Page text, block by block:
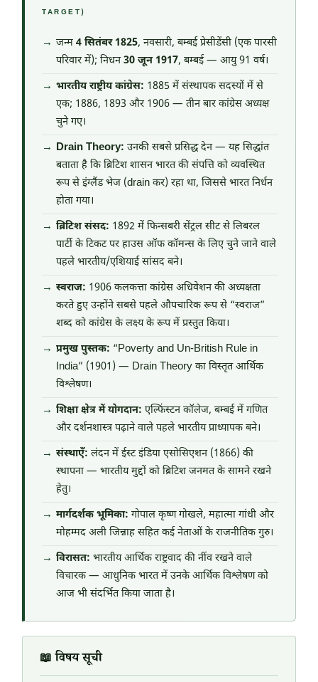
TARGET)
जन्म 4 सितंबर 1825, नवसारी, बम्बई प्रेसीडेंसी (एक पारसी
परिवार में); निधन30 जून 1917, बम्बई — आयु 91 वर्ष।
भारतीय राष्ट्रीय कांग्रेस: 1885 में संस्थापक सदस्यों में से
एक; 1886, 1893 और 1906 — तीन बार कांग्रेस अध्यक्ष
चुने गए।
Drain Theory: उनकी सबसे प्रसिद्ध देन — यह सिद्धांत
बताता है कि ब्रिटिश शासन भारत की संपत्ति को व्यवस्थित
रूप से इंग्लैंड भेज (drain कर) रहा था, जिससे भारत निर्धन
होता गया।
ब्रिटिश संसद: 1892 में फिन्सबरी सेंट्रल सीट से लिबरल
पार्टी के टिकट पर हाउस ऑफ कॉमन्स के लिए चुने जाने वाले
पहले भारतीय/एशियाई सांसद बने।
स्वराज: 1906 कलकत्ता कांग्रेस अधिवेशन की अध्यक्षता
करते हुए उन्होंने सबसे पहले औपचारिक रूप से “स्वराज”
शब्द को कांग्रेस के लक्ष्य के रूप में प्रस्तुत किया।
प्रमुख पुस्तक: “Poverty and Un-British Rule in
India” (1901) — Drain Theory का विस्तृत आर्थिक
विश्लेषण।
शिक्षा क्षेत्र में योगदान: एल्फिंस्टन कॉलेज, बम्बई में गणित
और दर्शनशास्त्र पढ़ाने वाले पहले भारतीय प्राध्यापक बने।
संस्थाएँ: लंदन में ईस्ट इंडिया एसोसिएशन (1866) की
स्थापना — भारतीय मुद्दों को ब्रिटिश जनमत के सामने रखने
हेतु।
मार्गदर्शक भूमिका: गोपाल कृष्ण गोखले, महात्मा गांधी और
मोहम्मद अली जिन्नाह सहित कई नेताओं के राजनीतिक गुरु।
विरासत: भारतीय आर्थिक राष्ट्रवाद की नींव रखने वाले
विचारक — आधुनिक भारत में उनके आर्थिक विश्लेषण को
आज भी संदर्भित किया जाता है।
📖 विषय सूची